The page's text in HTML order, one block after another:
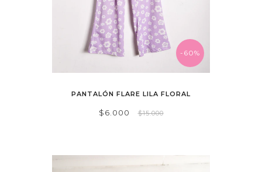
-60%
PANTALÓN FLARE LILA FLORAL
$6.000 $15.000